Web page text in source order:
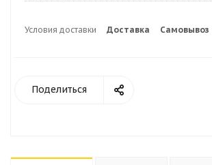
Условия доставки Доставка Самовывоз
Поделиться